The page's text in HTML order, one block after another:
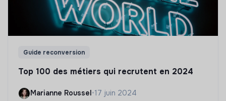
Guide reconversion
Top 100 des métiers qui recrutent en 2024
Marianne Roussel •17 juin 2024